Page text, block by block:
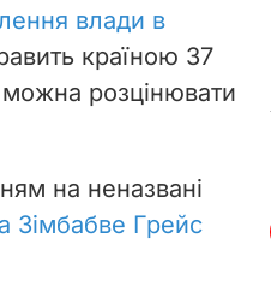
влади в
країною 37
можна розцінювати
на неназвані
Зімбабве Грейс